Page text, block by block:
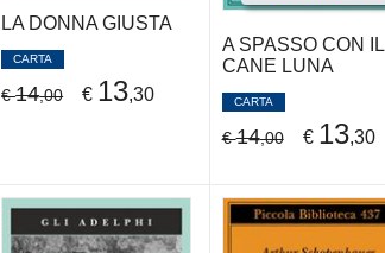
LA DONNA GIUSTA
CARTA
€14,00 € 13,30
A SPASSO CON IL
CANE LUNA
CARTA
€14,00 € 13,30